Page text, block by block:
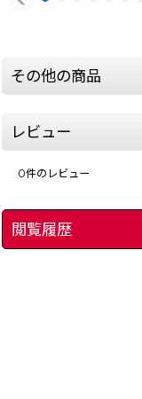
その他の商品
レビュー
0件のレビュー
閲覧履歴